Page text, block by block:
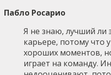
Пабло Росарио
Я не знаю, лучший ли
карьере, потому что
хороших моментов,
играет на команду.